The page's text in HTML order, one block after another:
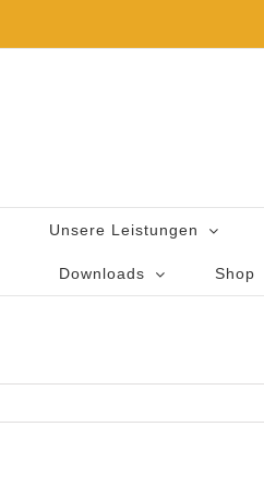
Unsere Leistungen
Downloads Shop